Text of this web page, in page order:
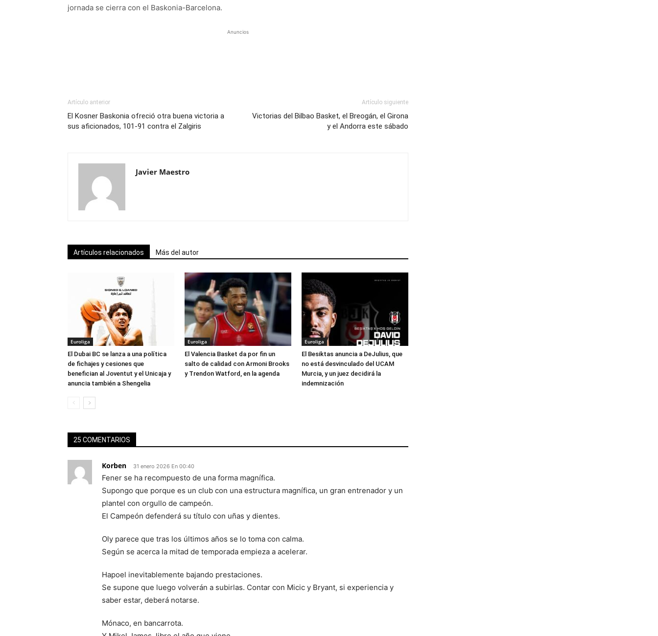
jornada se cierra con el Baskonia-Barcelona.
Anuncios
Artículo anterior
El Kosner Baskonia ofreció otra buena victoria a
sus aficionados, 101-91 contra el Zalgiris
Artículo siguiente
Victorias del Bilbao Basket, el Breogán, el Girona
y el Andorra este sábado
Javier Maestro
Artículos relacionados Más del autor
Euroliga
El Dubai BC se lanza a una política
de fichajes y cesiones que
benefician al Joventut y el Unicaja y
anuncia también a Shengelia
Euroliga
El Valencia Basket da por fin un
salto de calidad con Armoni Brooks
y Trendon Watford, en la agenda
Euroliga
El Besiktas anuncia a DeJulius, que
no está desvinculado del UCAM
Murcia, y un juez decidirá la
indemnización
25 COMENTARIOS
Korben 31 enero 2026 En 00:40
Fener se ha recompuesto de una forma magnífica.
Supongo que porque es un club con una estructura magnífica, un gran entrenador y un
plantel con orgullo de campeón.
El Campeón defenderá su título con uñas y dientes.
Oly parece que tras los últimos años se lo toma con calma.
Según se acerca la mitad de temporada empieza a acelerar.
Hapoel inevitablemente bajando prestaciones.
Se supone que luego volverán a subirlas. Contar con Micic y Bryant, si experiencia y
saber estar, deberá notarse.
Mónaco, en bancarrota.